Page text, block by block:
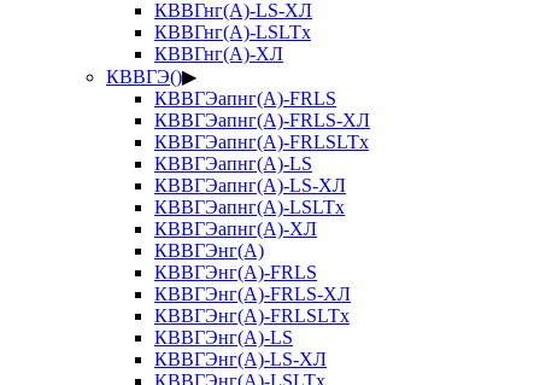
КВВГнг(А)-LS-ХЛ
КВВГнг(А)-LSLTx
КВВГнг(А)-ХЛ
КВВГЭ()▶
КВВГЭапнг(А)-FRLS
КВВГЭапнг(А)-FRLS-ХЛ
КВВГЭапнг(А)-FRLSLTx
КВВГЭапнг(А)-LS
КВВГЭапнг(А)-LS-ХЛ
КВВГЭапнг(А)-LSLTx
КВВГЭапнг(А)-ХЛ
КВВГЭнг(А)
КВВГЭнг(А)-FRLS
КВВГЭнг(А)-FRLS-ХЛ
КВВГЭнг(А)-FRLSLTx
КВВГЭнг(А)-LS
КВВГЭнг(А)-LS-ХЛ
КВВГЭнг(А)-LSLTx